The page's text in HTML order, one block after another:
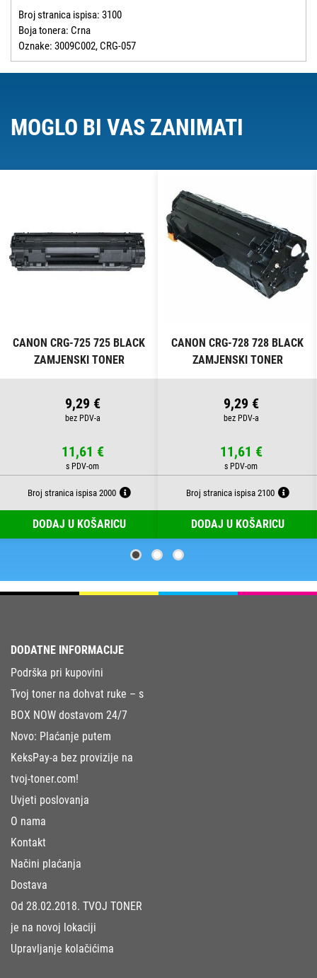
Broj stranica ispisa: 3100
Boja tonera: Crna
Oznake: 3009C002, CRG-057
MOGLO BI VAS ZANIMATI
CANON CRG-725 725 BLACK
ZAMJENSKI TONER
9,29 €
11,61 €
Broj stranica ispisa 2000
DODAJ U KOŠARICU
CANON CRG-728 728 BLACK
ZAMJENSKI TONER
9,29 €
11,61 €
Broj stranica ispisa 2100
DODAJ U KOŠARICU
DODATNE INFORMACIJE
Podrška pri kupovini
Tvoj toner na dohvat ruke – s
BOX NOW dostavom 24/7
Novo: Plaćanje putem
KeksPay-a bez provizije na
tvoj-toner.com!
Uvjeti poslovanja
O nama
Kontakt
Načini plaćanja
Dostava
Od 28.02.2018. TVOJ TONER
je na novoj lokaciji
Upravljanje kolačićima